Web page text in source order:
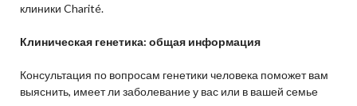
клиники Charité.
Клиническая генетика: общая информация
Консультация по вопросам генетики человека поможет вам
выяснить, имеет ли заболевание у вас или в вашей семье